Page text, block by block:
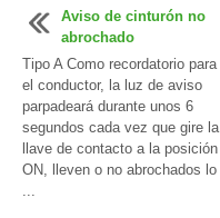
Aviso de cinturón no
abrochado
Tipo A Como recordatorio para
el conductor, la luz de aviso
parpadeará durante unos 6
segundos cada vez que gire la
llave de contacto a la posición
ON, lleven o no abrochados lo
...